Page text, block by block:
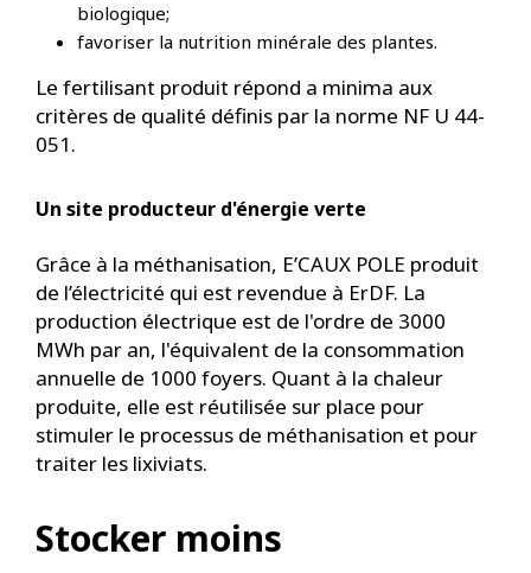
biologique;
favoriser la nutrition minérale des plantes.
Le fertilisant produit répond a minima aux
critères de qualité définis par la norme NF U 44-
051.
Un site producteur d'énergie verte
Grâce à la méthanisation, E’CAUX POLE produit
de l’électricité qui est revendue à ErDF. La
production électrique est de l'ordre de 3000
MWh par an, l'équivalent de la consommation
annuelle de 1000 foyers. Quant à la chaleur
produite, elle est réutilisée sur place pour
stimuler le processus de méthanisation et pour
traiter les lixiviats.
Stocker moins